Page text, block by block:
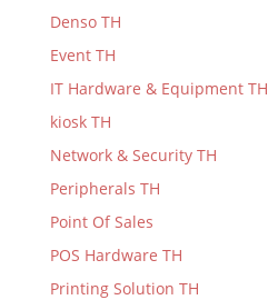
Denso TH
Event TH
IT Hardware & Equipment TH
kiosk TH
Network & Security TH
Peripherals TH
Point Of Sales
POS Hardware TH
Printing Solution TH